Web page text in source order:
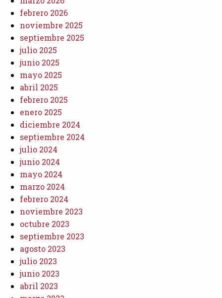
febrero 2026
noviembre 2025
septiembre 2025
julio 2025
junio 2025
mayo 2025
abril 2025
febrero 2025
enero 2025
diciembre 2024
septiembre 2024
julio 2024
junio 2024
mayo 2024
marzo 2024
febrero 2024
noviembre 2023
octubre 2023
septiembre 2023
agosto 2023
julio 2023
junio 2023
abril 2023